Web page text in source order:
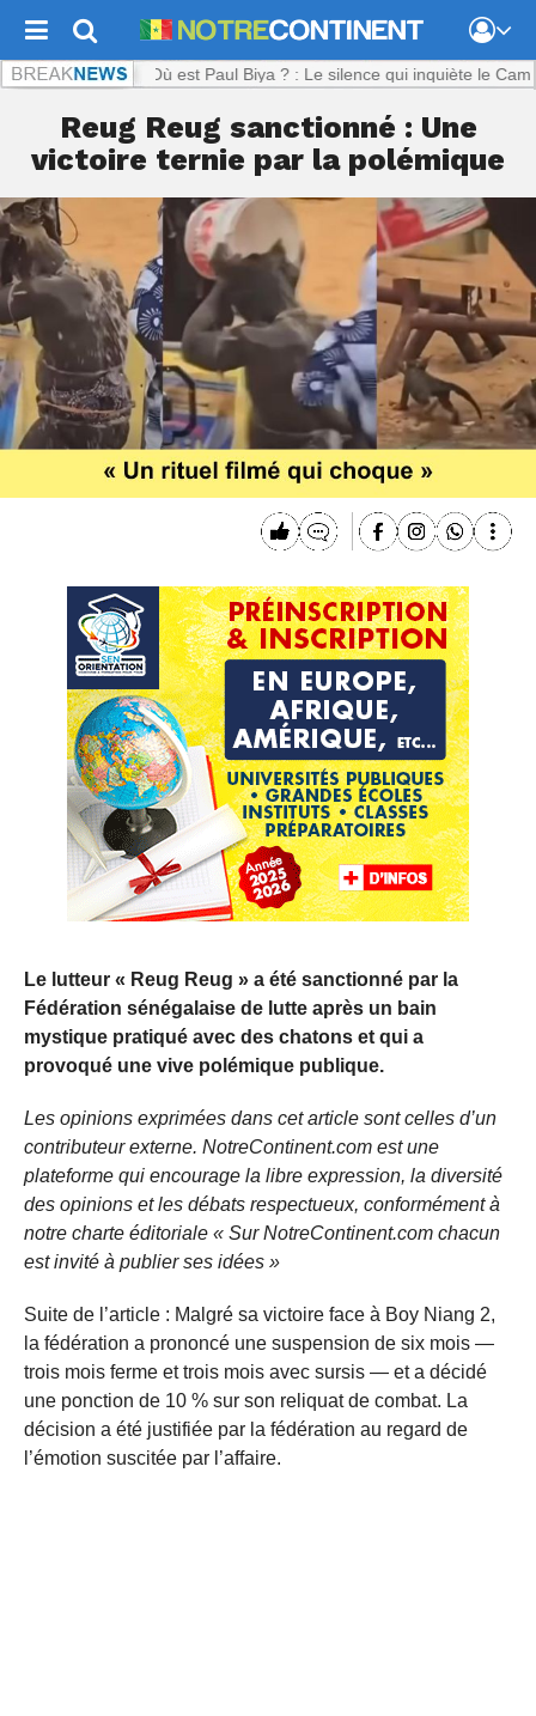
: Où est Paul Biya ? : Le silence qui inquiète le Cameroun
Reug Reug sanctionné : Une
victoire ternie par la polémique
Le lutteur « Reug Reug » a été sanctionné par la
Fédération sénégalaise de lutte après un bain
mystique pratiqué avec des chatons et qui a
provoqué une vive polémique publique.
Les opinions exprimées dans cet article sont celles d’un
contributeur externe. NotreContinent.com est une
plateforme qui encourage la libre expression, la diversité
des opinions et les débats respectueux, conformément à
notre charte éditoriale « Sur NotreContinent.com chacun
est invité à publier ses idées »
Suite de l’article : Malgré sa victoire face à Boy Niang 2,
la fédération a prononcé une suspension de six mois —
trois mois ferme et trois mois avec sursis — et a décidé
une ponction de 10 % sur son reliquat de combat. La
décision a été justifiée par la fédération au regard de
l’émotion suscitée par l’affaire.